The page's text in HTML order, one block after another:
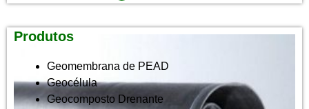
Produtos
Geomembrana de PEAD
Geocélula
Geocomposto Drenante